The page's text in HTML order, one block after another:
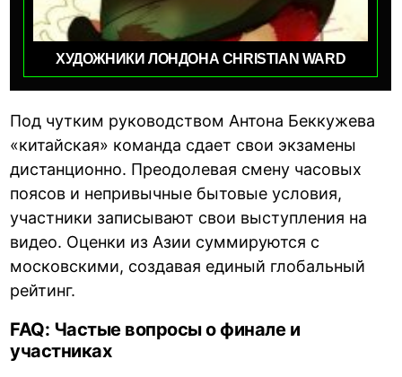
ХУДОЖНИКИ ЛОНДОНА CHRISTIAN WARD
Под чутким руководством Антона Беккужева
«китайская» команда сдает свои экзамены
дистанционно. Преодолевая смену часовых
поясов и непривычные бытовые условия,
участники записывают свои выступления на
видео. Оценки из Азии суммируются с
московскими, создавая единый глобальный
рейтинг.
FAQ: Частые вопросы о финале и
участниках